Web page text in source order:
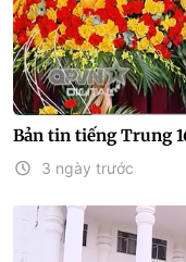
Bản tin tiếng Trung
3 ngày trước